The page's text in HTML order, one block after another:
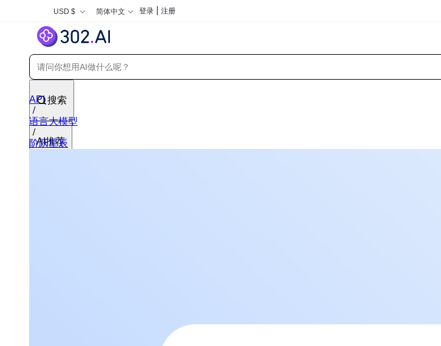
USD $ 简体中文 登录 注册
搜索
AI推荐
API
语言大模型
阶跃星辰